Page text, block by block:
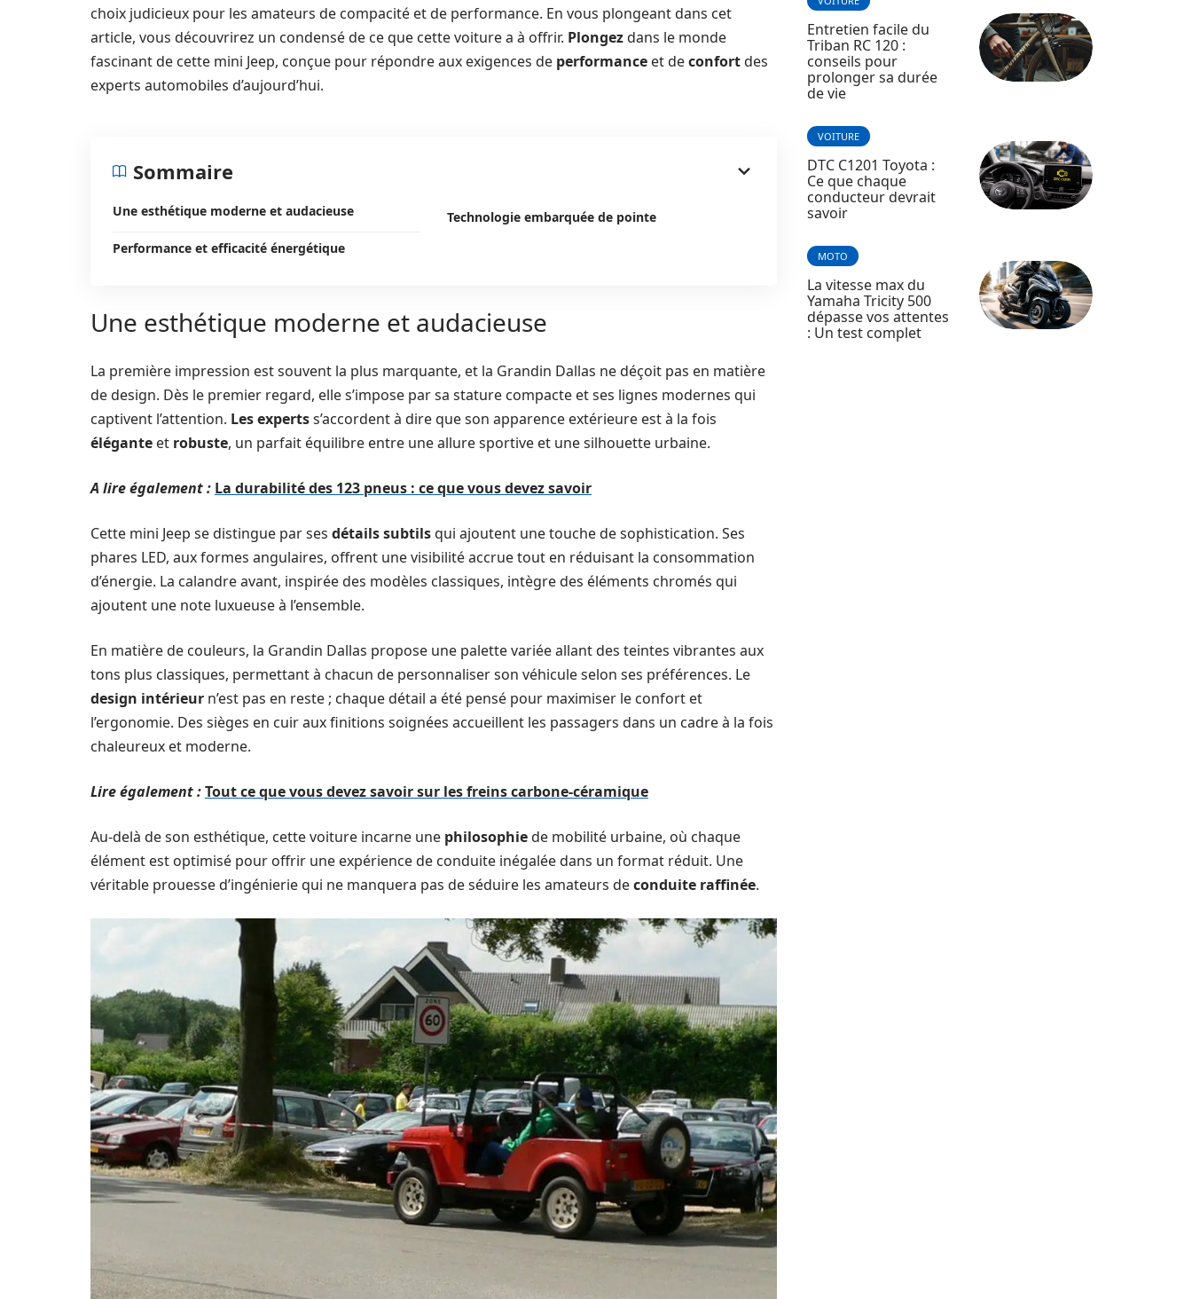
choix judicieux pour les amateurs de compacité et de performance. En vous plongeant dans cet
article, vous découvrirez un condensé de ce que cette voiture a à offrir. Plongezdans le monde
fascinant de cette mini Jeep, conçue pour répondre aux exigences de performance et deconfortdes
experts automobiles d’aujourd’hui.
Sommaire
Une esthétique moderne et audacieuse
Technologie embarquée de pointe
Performance et efficacité énergétique
Une esthétique moderne et audacieuse
La première impression est souvent la plus marquante, et la Grandin Dallas ne déçoit pas en matière
de design. Dès le premier regard, elle s’impose par sa stature compacte et ses lignes modernes qui
captivent l’attention. Les expertss’accordent à dire que son apparence extérieure est à la fois
élégante et robuste, un parfait équilibre entre une allure sportive et une silhouette urbaine.
A lire également : La durabilité des 123 pneus : ce que vous devez savoir
Cette mini Jeep se distingue par ses détails subtilsqui ajoutent une touche de sophistication. Ses
phares LED, aux formes angulaires, offrent une visibilité accrue tout en réduisant la consommation
d’énergie. La calandre avant, inspirée des modèles classiques, intègre des éléments chromés qui
ajoutent une note luxueuse à l’ensemble.
En matière de couleurs, la Grandin Dallas propose une palette variée allant des teintes vibrantes aux
tons plus classiques, permettant à chacun de personnaliser son véhicule selon ses préférences. Le
design intérieur n’est pas en reste ; chaque détail a été pensé pour maximiser le confort et
l’ergonomie. Des sièges en cuir aux finitions soignées accueillent les passagers dans un cadre à la fois
chaleureux et moderne.
Lire également :Tout ce que vous devez savoir sur les freins carbone-céramique
Au-delà de son esthétique, cette voiture incarne une philosophiede mobilité urbaine, où chaque
élément est optimisé pour offrir une expérience de conduite inégalée dans un format réduit. Une
véritable prouesse d’ingénierie qui ne manquera pas de séduire les amateurs deconduite raffinée.
Entretien facile du
Triban RC 120 :
conseils pour
prolonger sa durée
de vie
VOITURE
DTC C1201 Toyota :
Ce que chaque
conducteur devrait
savoir
MOTO
La vitesse max du
Yamaha Tricity 500
dépasse vos attentes
: Un test complet